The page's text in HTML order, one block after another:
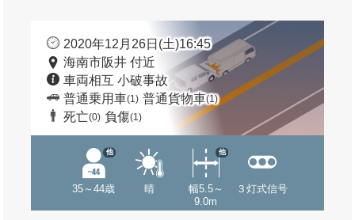
2020年12月26日(土)16:45
海南市阪井 付近
車両相互 小破事故
普通乗用車(1) 普通貨物車(1)
死亡(0) 負傷(1)
35～44歳
他
晴
幅5.5～
9.0m
他
３灯式信号